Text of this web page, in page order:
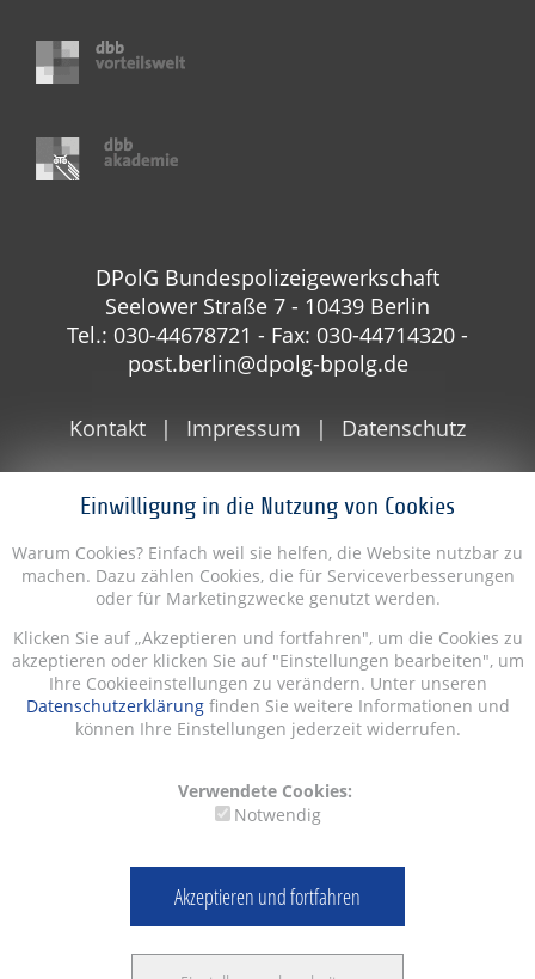
Einwilligung in die Nutzung von Cookies
Warum Cookies? Einfach weil sie helfen, die Website nutzbar zu
machen. Dazu zählen Cookies, die für Serviceverbesserungen
oder für Marketingzwecke genutzt werden.
Klicken Sie auf „Akzeptieren und fortfahren", um die Cookies zu
akzeptieren oder klicken Sie auf "Einstellungen bearbeiten", um
Ihre Cookieeinstellungen zu verändern. Unter unseren
Datenschutzerklärungfinden Sie weitere Informationen und
können Ihre Einstellungen jederzeit widerrufen.
Verwendete Cookies:
Notwendig
Akzeptieren und fortfahren
DPolG Bundespolizeigewerkschaft
Seelower Straße 7 - 10439 Berlin
Tel.: 030-44678721 - Fax: 030-44714320 -
post.berlin@dpolg-bpolg.de
Kontakt Impressum Datenschutz